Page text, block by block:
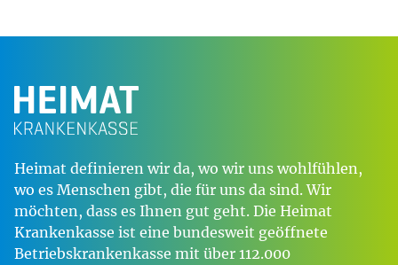
Heimat definieren wir da, wo wir uns wohlfühlen,
wo es Menschen gibt, die für uns da sind. Wir
möchten, dass es Ihnen gut geht. Die Heimat
Krankenkasse ist eine bundesweit geöffnete
Betriebskrankenkasse mit über 112.000